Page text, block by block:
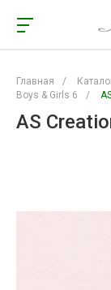
Главная /
Boys & Girls 6
/
AS